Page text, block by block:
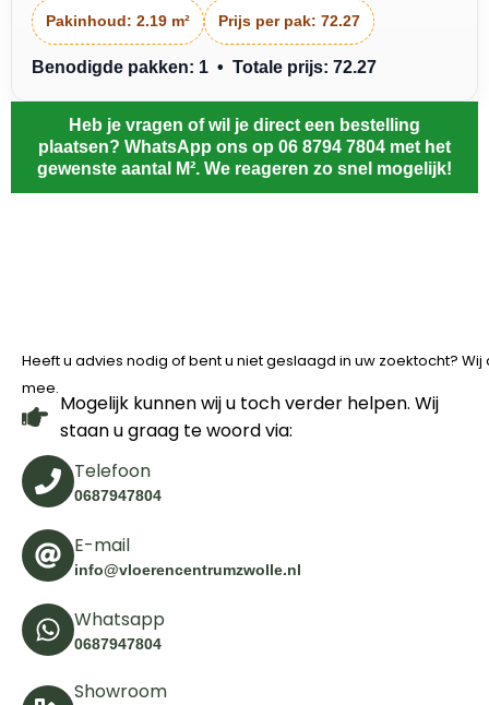
Pakinhoud: 2.19 m² Prijs per pak: 72.27
Benodigde pakken: 1 • Totale prijs: 72.27
Heb je vragen of wil je direct een bestelling
plaatsen? WhatsApp ons op 06 8794 7804 met het
gewenste aantal M². We reageren zo snel mogelijk!
Heeft u advies nodig of bent u niet geslaagd in uw zoektocht?
mee.
Mogelijk kunnen wij u toch verder helpen. Wij
staan u graag te woord via:
Telefoon
0687947804
E-mail
info@vloerencentrumzwolle.nl
Whatsapp
0687947804
Showroom